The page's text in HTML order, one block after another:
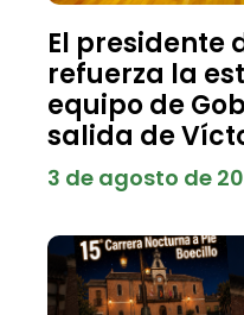
El presidente
refuerza la
equipo de
salida de
3 de agosto de